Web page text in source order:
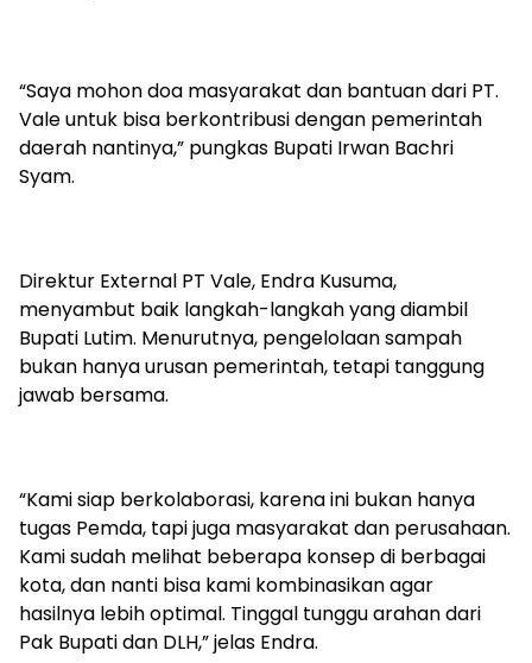
“Saya mohon doa masyarakat dan bantuan dari PT.
Vale untuk bisa berkontribusi dengan pemerintah
daerah nantinya,” pungkas Bupati Irwan Bachri
Syam.
Direktur External PT Vale, Endra Kusuma,
menyambut baik langkah-langkah yang diambil
Bupati Lutim. Menurutnya, pengelolaan sampah
bukan hanya urusan pemerintah, tetapi tanggung
jawab bersama.
“Kami siap berkolaborasi, karena ini bukan hanya
tugas Pemda, tapi juga masyarakat dan perusahaan.
Kami sudah melihat beberapa konsep di berbagai
kota, dan nanti bisa kami kombinasikan agar
hasilnya lebih optimal. Tinggal tunggu arahan dari
Pak Bupati dan DLH,” jelas Endra.